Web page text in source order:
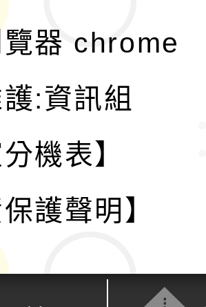
器 chrome
:資訊組
機表】
保護聲明】